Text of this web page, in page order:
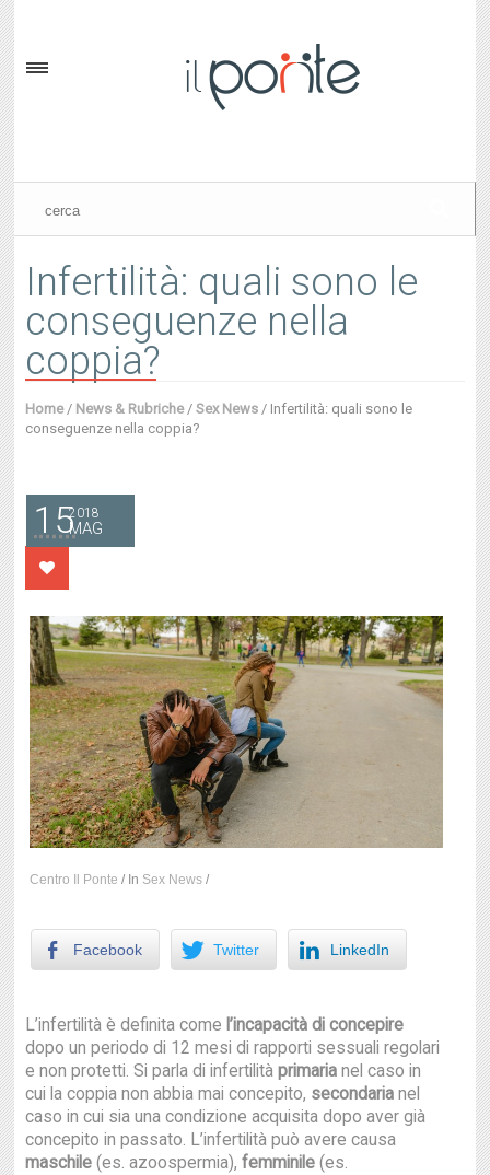
Infertilità: quali sono le
conseguenze nella
coppia?
Home / News & Rubriche /Sex News / Infertilità: quali sono le
conseguenze nella coppia?
152018
MAG
Centro Il Ponte / In Sex News /
Facebook Twitter LinkedIn
L’infertilità è definita come l’incapacità di concepire
dopo un periodo di 12 mesi di rapporti sessuali regolari
e non protetti. Si parla di infertilitàprimaria nel caso in
cui la coppia non abbia mai concepito, secondaria nel
caso in cui sia una condizione acquisita dopo aver già
concepito in passato. L’infertilità può avere causa
maschile (es. azoospermia),femminile (es.